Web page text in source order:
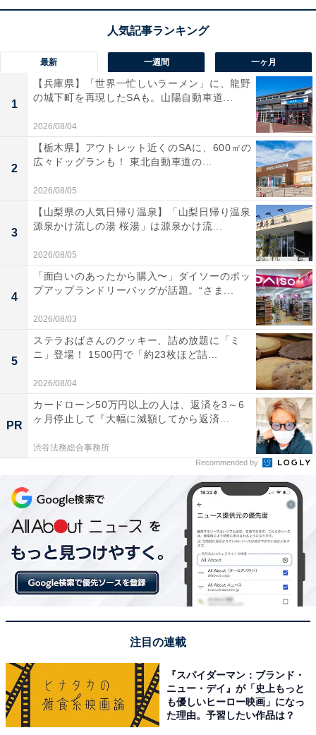
最新 一週間 一ヶ月
1
【兵庫県】「世界一忙しいラーメン」に、龍野
の城下町を再現したSAも。山陽自動車道...
2026/08/04
2
【栃木県】アウトレット近くのSAに、600㎡の
広々ドッグランも！ 東北自動車道の...
2026/08/05
3
【山梨県の人気日帰り温泉】「山梨日帰り温泉
源泉かけ流しの湯 桜湯」は源泉かけ流...
2026/08/05
4
「面白いのあったから購入〜」ダイソーのポッ
プアップランドリーバッグが話題。“さま...
2026/08/03
5
ステラおばさんのクッキー、詰め放題に「ミ
ニ」登場！ 1500円で「約23枚ほど詰...
2026/08/04
PR
カードローン50万円以上の人は、返済を3～6
ヶ月停止して『大幅に減額してから返済...
渋谷法務総合事務所
Recommended by
注目の連載
『スパイダーマン：ブランド・
ニュー・デイ』が「史上もっと
も優しいヒーロー映画」になっ
た理由。予習したい作品は？